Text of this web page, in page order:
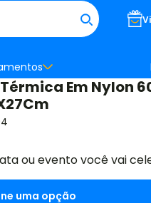
Em Nylon
ou evento você vai